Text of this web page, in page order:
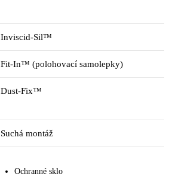
Inviscid-Sil™
Fit-In™ (polohovací samolepky)
Dust-Fix™
Suchá montáž
Ochranné sklo